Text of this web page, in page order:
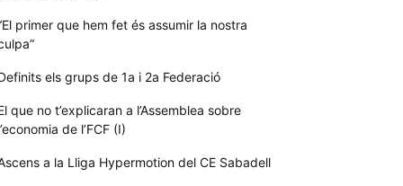
primer que hem fet és assumir la nostra
els grups de 1a i 2a Federació
que no t’explicaran a l’Assemblea sobre
de l’FCF (I)
a la Lliga Hypermotion del CE Sabadell